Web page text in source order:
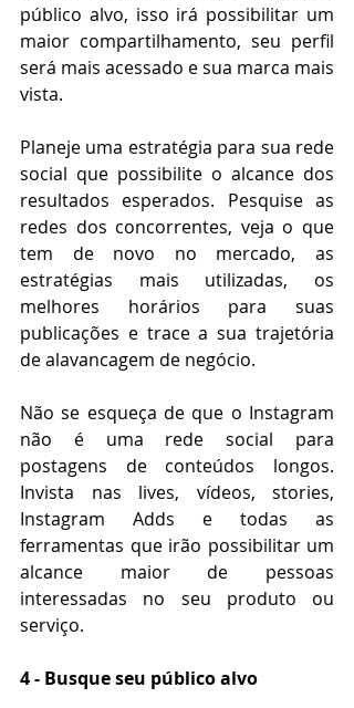
público alvo, isso irá possibilitar um
maior compartilhamento, seu perfil
será mais acessado e sua marca mais
vista.
Planeje uma estratégia para sua rede
social que possibilite o alcance dos
resultados esperados. Pesquise as
redes dos concorrentes, veja o que
tem de novo no mercado, as
estratégias mais utilizadas, os
melhores horários para suas
publicações e trace a sua trajetória
de alavancagem de negócio.
Não se esqueça de que o Instagram
não é uma rede social para
postagens de conteúdos longos.
Invista nas lives, vídeos, stories,
Instagram Adds e todas as
ferramentas que irão possibilitar um
alcance maior de pessoas
interessadas no seu produto ou
serviço.
4 - Busque seu público alvo